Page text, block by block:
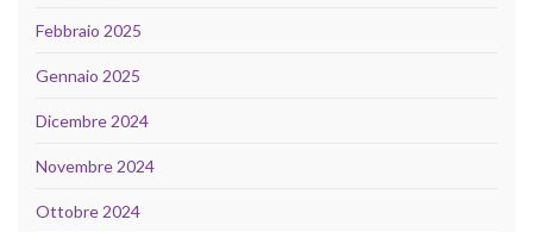
Febbraio 2025
Gennaio 2025
Dicembre 2024
Novembre 2024
Ottobre 2024